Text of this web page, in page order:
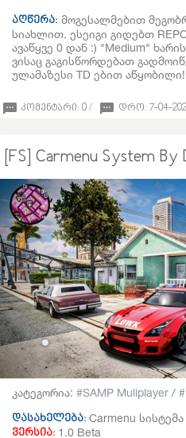
აღწერა: მოგესალმებით
სიახლით. ესეიგი გიდებთ
ავაწყვე 0 დან :) "Medium"
ვისაც გაგისწორდებათ
ულამაზესი TD ებით
კომენტარი: 0 / დრო: 7-04-
[FS] Carmenu System By
კატეგორია: SAMP Muliplayer /
დასახელება: Carmenu სისტემა
ვერსია: 1.0 Beta